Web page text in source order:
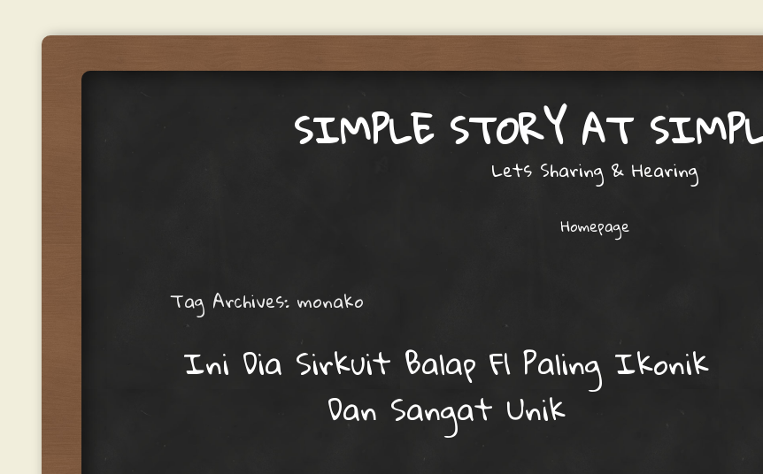
SIMPLE STORY AT
Lets Sharing & Hearing
Homepage
Tag Archives: monako
Ini Dia Sirkuit Balap F1 Paling Ikonik
Dan Sangat Unik